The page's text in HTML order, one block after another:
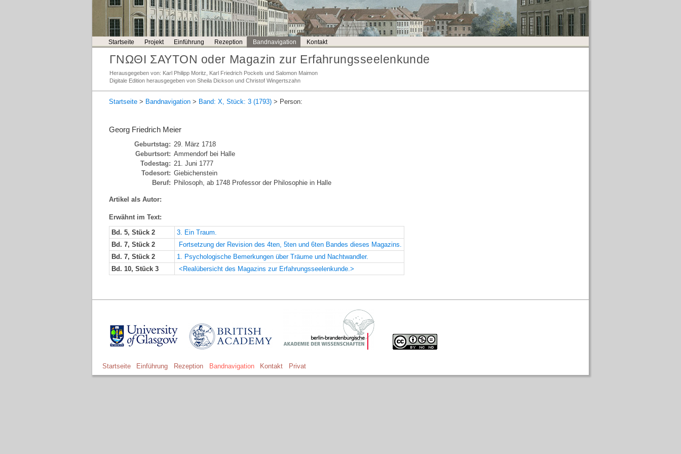
Startseite Projekt Einführung Rezeption Bandnavigation Kontakt
ΓΝΩΘΙ ΣΑΥΤΟΝ oder Magazin zur Erfahrungsseelenkunde
Herausgegeben von: Karl Philipp Moritz, Karl Friedrich Pockels und Salomon Maimon
Digitale Edition herausgegeben von Sheila Dickson und Christof Wingertszahn
Startseite > Bandnavigation > Band: X, Stück: 3 (1793) > Person:
Georg Friedrich Meier
Geburtstag: 29. März 1718
Geburtsort: Ammendorf bei Halle
Todestag: 21. Juni 1777
Todesort: Giebichenstein
Beruf: Philosoph, ab 1748 Professor der Philosophie in Halle
Artikel als Autor:
Erwähnt im Text:
Bd. 5, Stück 2
3. Ein Traum.
Bd. 7, Stück 2
Fortsetzung der Revision des 4ten, 5ten und 6ten Bandes dieses Magazins.
Bd. 7, Stück 2
1. Psychologische Bemerkungen über Träume und Nachtwandler.
Bd. 10, Stück 3
<Realübersicht des Magazins zur Erfahrungsseelenkunde.>
Startseite Einführung Rezeption Bandnavigation Kontakt Privat